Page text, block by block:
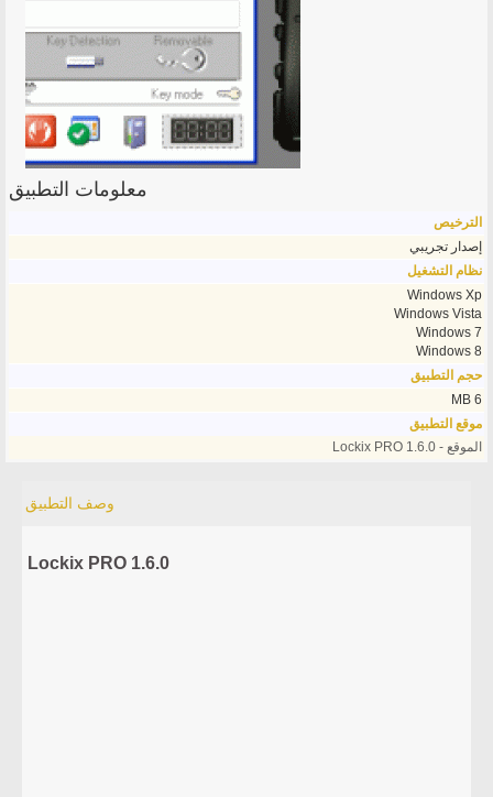
معلومات التطبيق
الترخيص
إصدار تجريبي
نظام التشغيل
Windows Xp
Windows Vista
Windows 7
Windows 8
حجم التطبيق
6 MB
موقع التطبيق
الموقع - Lockix PRO 1.6.0
وصف التطبيق
Lockix PRO 1.6.0